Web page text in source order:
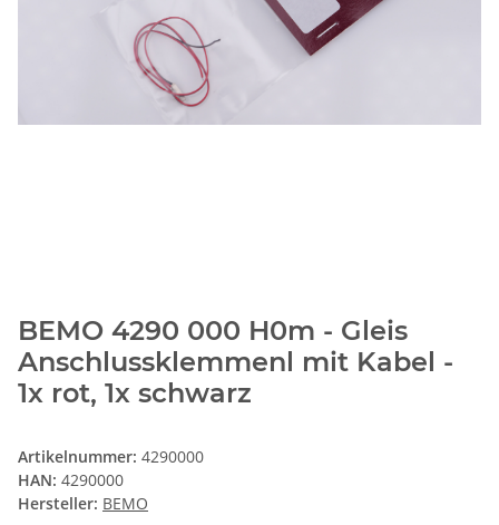
BEMO 4290 000 H0m - Gleis
Anschlussklemmenl mit Kabel -
1x rot, 1x schwarz
Artikelnummer: 4290000
HAN: 4290000
Hersteller: BEMO